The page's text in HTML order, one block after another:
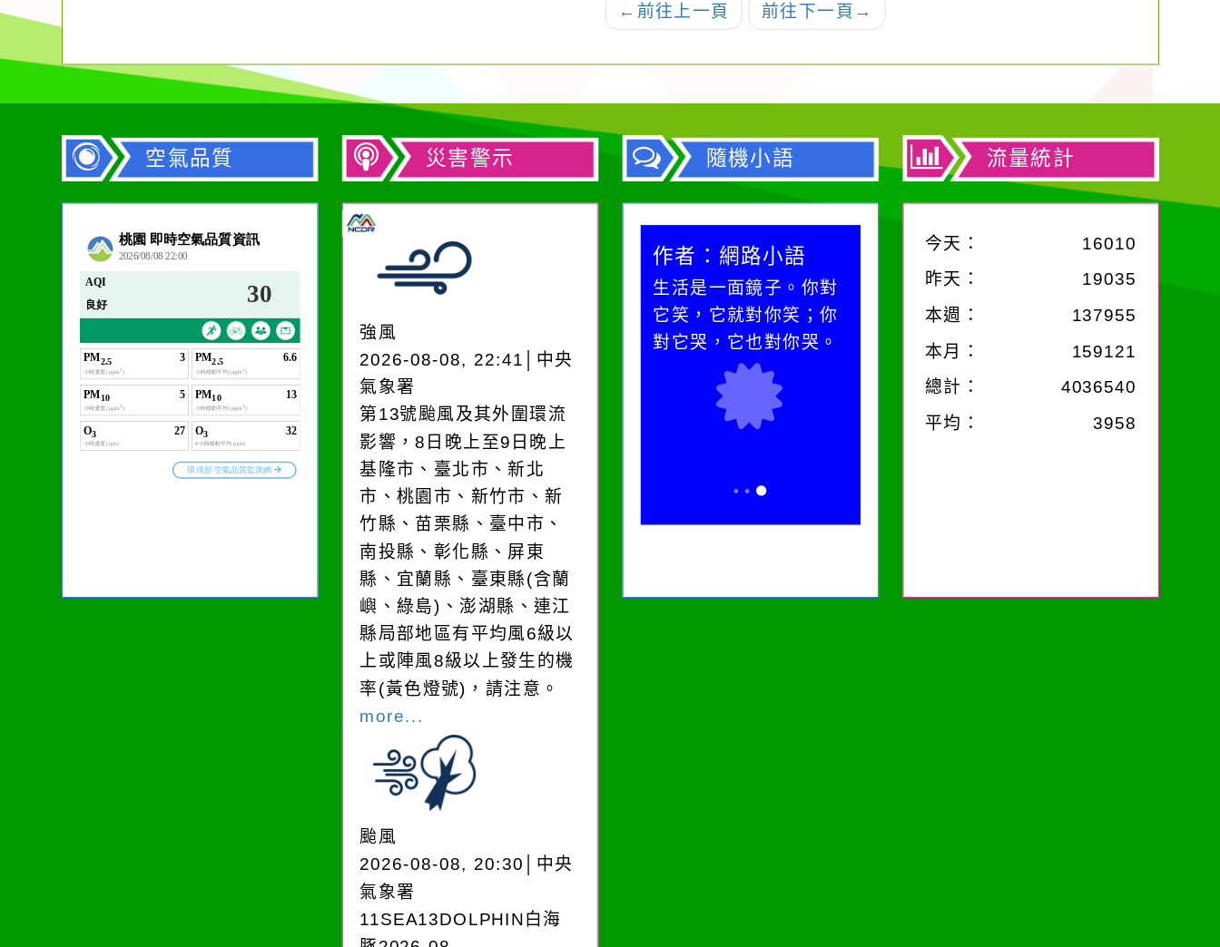
← 前往上一頁 前往下一頁 →
空氣品質 災害警示
強風
2026-08-08, 22:41│中央
氣象署
第13號颱風及其外圍環流
影響，8日晚上至9日晚上
基隆市、臺北市、新北
市、桃園市、新竹市、新
竹縣、苗栗縣、臺中市、
南投縣、彰化縣、屏東
縣、宜蘭縣、臺東縣(含蘭
嶼、綠島)、澎湖縣、連江
縣局部地區有平均風6級以
上或陣風8級以上發生的機
率(黃色燈號)，請注意。
more...
颱風
2026-08-08, 20:30│中央
氣象署
11SEA13DOLPHIN白海
隨機小語
在實現理想的路途中，
必須排除一切干擾，特
別是要看清那些美麗的
誘惑。
作者：網路小語
一杯清水因滴入一滴污
在而變清澈。
作者：網路小語
生活是一面鏡子。你對
它笑，它就對你笑；你
對它哭，它也對你哭。
流量統計
今天： 16010
昨天： 19035
本週： 137955
本月： 159121
總計：
4036540
平均：
3958